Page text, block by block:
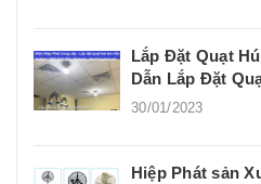
Lắp Đặt Quạt
Dẫn Lắp Đặt
30/01/2023
Hiệp Phát sản